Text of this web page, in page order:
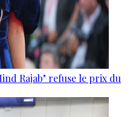
Rajab" refuse le prix du